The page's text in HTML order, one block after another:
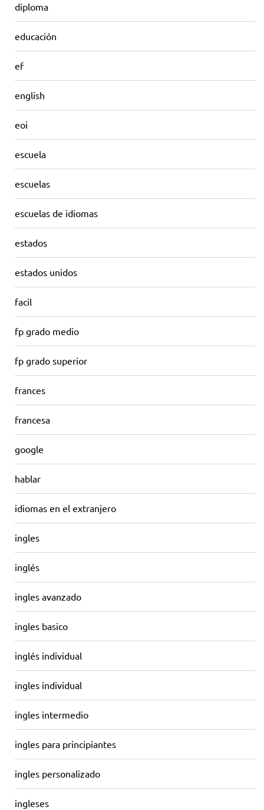
diploma
educación
ef
english
eoi
escuela
escuelas
escuelas de idiomas
estados
estados unidos
facil
fp grado medio
fp grado superior
frances
francesa
google
hablar
idiomas en el extranjero
ingles
inglés
ingles avanzado
ingles basico
inglés individual
ingles individual
ingles intermedio
ingles para principiantes
ingles personalizado
ingleses